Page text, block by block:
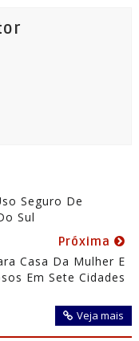
Seguro De
Sul
Próxima
Casa Da Mulher E
Em Sete Cidades
Veja mais